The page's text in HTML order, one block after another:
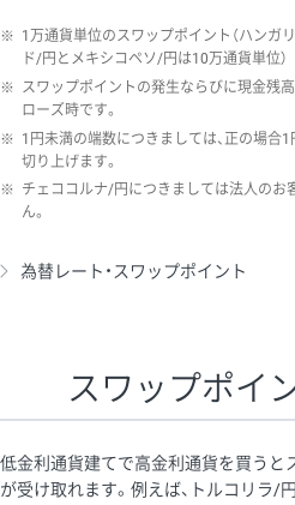
※ 1万通貨単位のスワップポイント（ハンガ
ド/円とメキシコペソ/円は10万通貨単位）
※ スワップポイントの発生ならびに現金残
ローズ時です。
※ 1円未満の端数につきましては、正の場合
切り上げます。
※ チェココルナ/円につきましては法人のお
ん。
為替レート・スワップポイント
スワップポイ
低金利通貨建てで高金利通貨を買うと
が受け取れます。例えば、トルコリラ/